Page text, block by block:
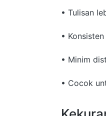
• Tulisan
•
• Minim
• Cocok